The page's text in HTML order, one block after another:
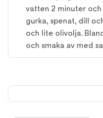
vatten 2 minuter och
gurka, spenat, dill
och lite olivolja.
och smaka av med